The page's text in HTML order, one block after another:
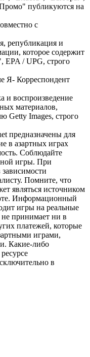
публикуются на
с
републикация и
которое содержит
EPA / UPG, строго
Я- Корреспондент
и воспроизведение
материалов,
Getty Images, строго
предназначены для
в азартных играх
Соблюдайте
игры. При
Помните, что
являться источником
Информационный
игры на реальные
принимает ни в
платежей, которые
играми,
Какие-либо
в